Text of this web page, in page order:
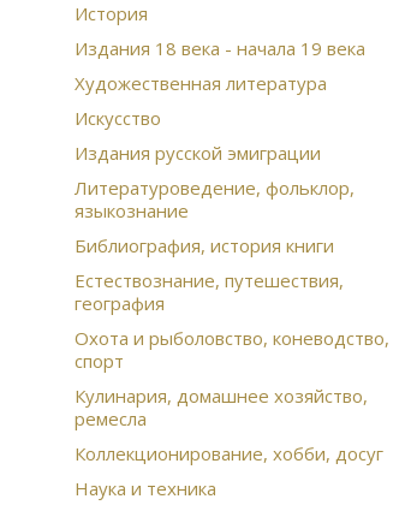
История
Издания 18 века - начала 19 века
Художественная литература
Искусство
Издания русской эмиграции
Литературоведение, фольклор,
языкознание
Библиография, история книги
Естествознание, путешествия,
география
Охота и рыболовство, коневодство,
спорт
Кулинария, домашнее хозяйство,
ремесла
Коллекционирование, хобби, досуг
Наука и техника